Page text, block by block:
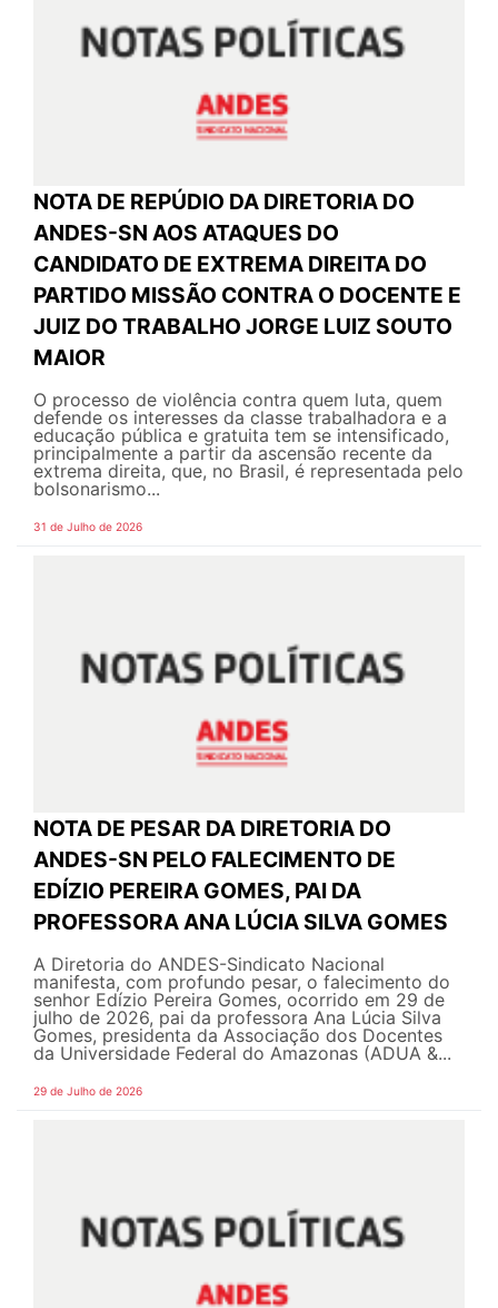
NOTA DE REPÚDIO DA DIRETORIA DO
ANDES-SN AOS ATAQUES DO
CANDIDATO DE EXTREMA DIREITA DO
PARTIDO MISSÃO CONTRA O DOCENTE E
JUIZ DO TRABALHO JORGE LUIZ SOUTO
MAIOR
O processo de violência contra quem luta, quem
defende os interesses da classe trabalhadora e a
educação pública e gratuita tem se intensificado,
principalmente a partir da ascensão recente da
extrema direita, que, no Brasil, é representada pelo
bolsonarismo...
31 de Julho de 2026
NOTA DE PESAR DA DIRETORIA DO
ANDES-SN PELO FALECIMENTO DE
EDÍZIO PEREIRA GOMES, PAI DA
PROFESSORA ANA LÚCIA SILVA GOMES
A Diretoria do ANDES-Sindicato Nacional
manifesta, com profundo pesar, o falecimento do
senhor Edízio Pereira Gomes, ocorrido em 29 de
julho de 2026, pai da professora Ana Lúcia Silva
Gomes, presidenta da Associação dos Docentes
da Universidade Federal do Amazonas (ADUA &...
29 de Julho de 2026